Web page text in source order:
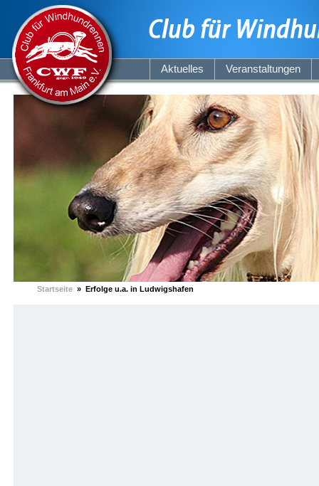
Aktuelles Veranstaltungen
Startseite » Erfolge u.a. in Ludwigshafen